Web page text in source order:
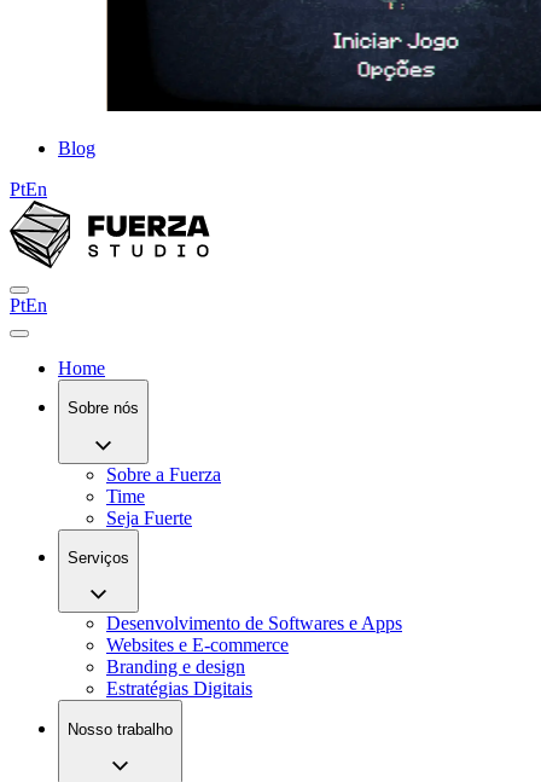
Blog
PtEn
PtEn
Home
Sobre nós
Sobre a Fuerza
Time
Seja Fuerte
Serviços
Desenvolvimento de Softwares e Apps
Websites e E-commerce
Branding e design
Estratégias Digitais
Nosso trabalho